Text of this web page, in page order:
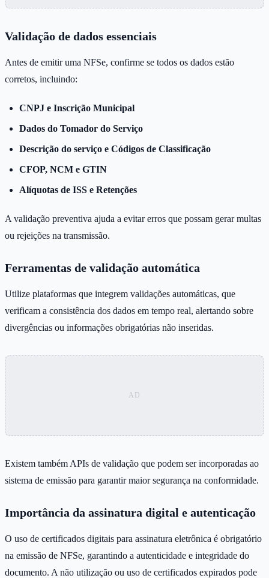
Validação de dados essenciais
Antes de emitir uma NFSe, confirme se todos os dados estão
corretos, incluindo:
CNPJ e Inscrição Municipal
Dados do Tomador do Serviço
Descrição do serviço e Códigos de Classificação
CFOP, NCM e GTIN
Alíquotas de ISS e Retenções
A validação preventiva ajuda a evitar erros que possam gerar multas
ou rejeições na transmissão.
Ferramentas de validação automática
Utilize plataformas que integrem validações automáticas, que
verificam a consistência dos dados em tempo real, alertando sobre
divergências ou informações obrigatórias não inseridas.
Existem também APIs de validação que podem ser incorporadas ao
sistema de emissão para garantir maior segurança na conformidade.
Importância da assinatura digital e autenticação
O uso de certificados digitais para assinatura eletrônica é obrigatório
na emissão de NFSe, garantindo a autenticidade e integridade do
documento. A não utilização ou uso de certificados expirados pode